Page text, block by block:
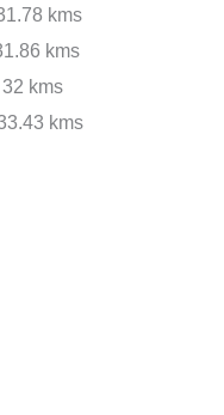
kms
kms
32 kms
kms